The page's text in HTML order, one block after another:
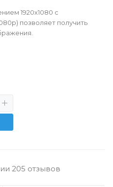
1920х1080 с
позволяет получить
205 отзывов